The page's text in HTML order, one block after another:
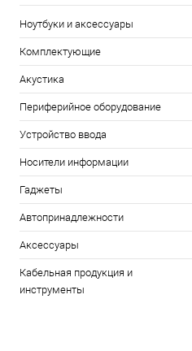
Ноутбуки и аксессуары
Комплектующие
Акустика
Периферийное оборудование
Устройство ввода
Носители информации
Гаджеты
Автопринадлежности
Аксессуары
Кабельная продукция и
инструменты